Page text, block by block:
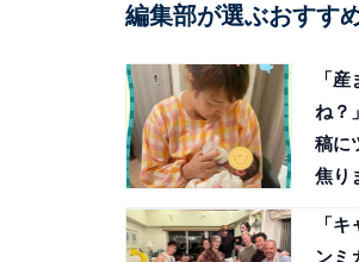
編集部が選ぶおすす
「
ね？
稿に
焦り
「
ンミ